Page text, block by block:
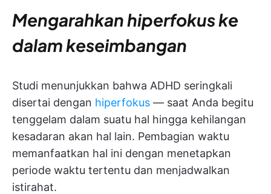
Mengarahkan hiperfokus ke
dalam keseimbangan
Studi menunjukkan bahwa ADHD seringkali
disertai dengan hiperfokus — saat Anda begitu
tenggelam dalam suatu hal hingga kehilangan
kesadaran akan hal lain. Pembagian waktu
memanfaatkan hal ini dengan menetapkan
periode waktu tertentu dan menjadwalkan
istirahat.